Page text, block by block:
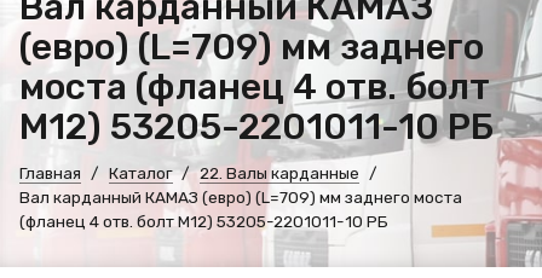
(евро) (L=709) мм заднего
моста (фланец 4 отв. болт
М12) 53205-2201011-10 РБ
Главная Каталог
22. Валы карданные
Вал карданный КАМАЗ (евро) (L=709) мм заднего моста
(фланец 4 отв. болт М12) 53205-2201011-10 РБ